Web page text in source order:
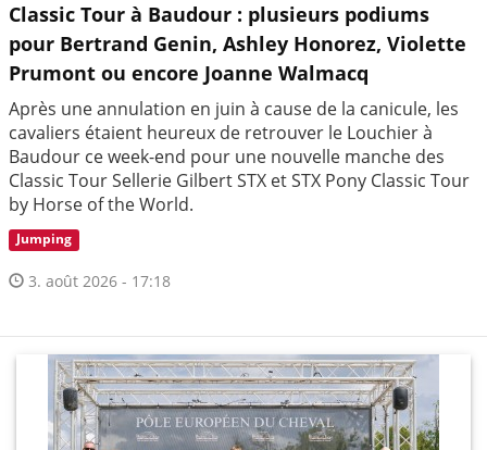
Classic Tour à Baudour : plusieurs podiums
pour Bertrand Genin, Ashley Honorez, Violette
Prumont ou encore Joanne Walmacq
Après une annulation en juin à cause de la canicule, les
cavaliers étaient heureux de retrouver le Louchier à
Baudour ce week-end pour une nouvelle manche des
Classic Tour Sellerie Gilbert STX et STX Pony Classic Tour
by Horse of the World.
Jumping
3. août 2026 - 17:18